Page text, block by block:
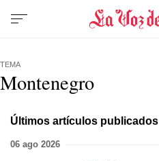
TEMA
Montenegro
Últimos artículos publicados
06 ago 2026